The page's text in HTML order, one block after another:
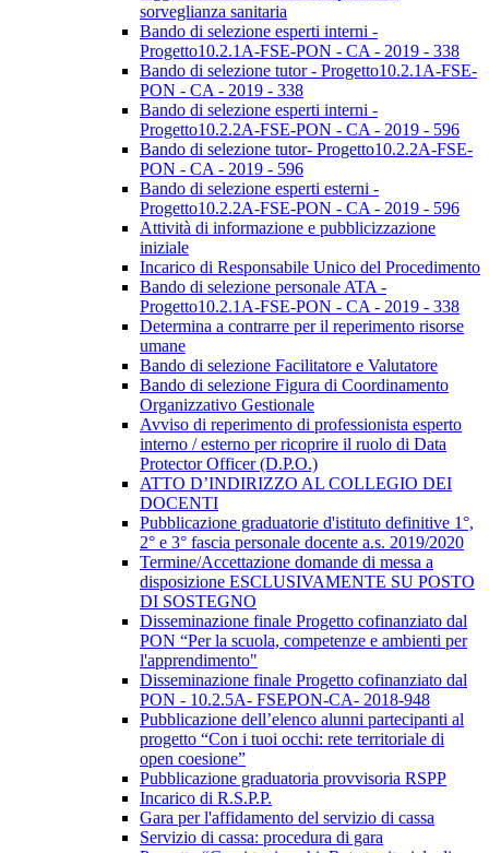
sorveglianza sanitaria
Bando di selezione esperti interni -
Progetto10.2.1A-FSE-PON - CA - 2019 - 338
Bando di selezione tutor - Progetto10.2.1A-FSE-
PON - CA - 2019 - 338
Bando di selezione esperti interni -
Progetto10.2.2A-FSE-PON - CA - 2019 - 596
Bando di selezione tutor- Progetto10.2.2A-FSE-
PON - CA - 2019 - 596
Bando di selezione esperti esterni -
Progetto10.2.2A-FSE-PON - CA - 2019 - 596
Attività di informazione e pubblicizzazione
iniziale
Incarico di Responsabile Unico del Procedimento
Bando di selezione personale ATA -
Progetto10.2.1A-FSE-PON - CA - 2019 - 338
Determina a contrarre per il reperimento risorse
umane
Bando di selezione Facilitatore e Valutatore
Bando di selezione Figura di Coordinamento
Organizzativo Gestionale
Avviso di reperimento di professionista esperto
interno / esterno per ricoprire il ruolo di Data
Protector Officer (D.P.O.)
ATTO D’INDIRIZZO AL COLLEGIO DEI
DOCENTI
Pubblicazione graduatorie d'istituto definitive 1°,
2° e 3° fascia personale docente a.s. 2019/2020
Termine/Accettazione domande di messa a
disposizione ESCLUSIVAMENTE SU POSTO
DI SOSTEGNO
Disseminazione finale Progetto cofinanziato dal
PON “Per la scuola, competenze e ambienti per
l'apprendimento"
Disseminazione finale Progetto cofinanziato dal
PON - 10.2.5A- FSEPON-CA- 2018-948
Pubblicazione dell’elenco alunni partecipanti al
progetto “Con i tuoi occhi: rete territoriale di
open coesione”
Pubblicazione graduatoria provvisoria RSPP
Incarico di R.S.P.P.
Gara per l'affidamento del servizio di cassa
Servizio di cassa: procedura di gara